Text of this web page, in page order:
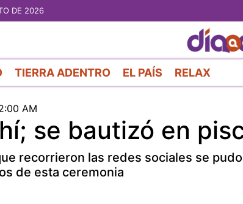
DE 2026
TIERRA ADENTRO EL PAÍS RELAX
AM
se bautizó en
recorrieron las redes sociales se
de esta ceremonia